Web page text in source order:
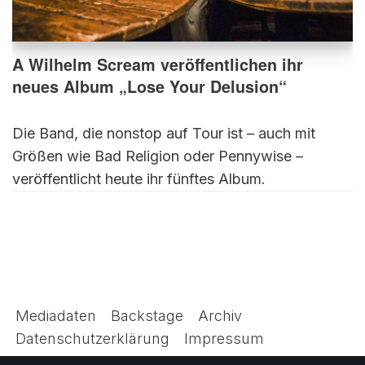
A Wilhelm Scream veröffentlichen ihr
neues Album „Lose Your Delusion“
Die Band, die nonstop auf Tour ist – auch mit
Größen wie Bad Religion oder Pennywise –
veröffentlicht heute ihr fünftes Album.
Mediadaten Backstage
Archiv
Datenschutzerklärung
Impressum